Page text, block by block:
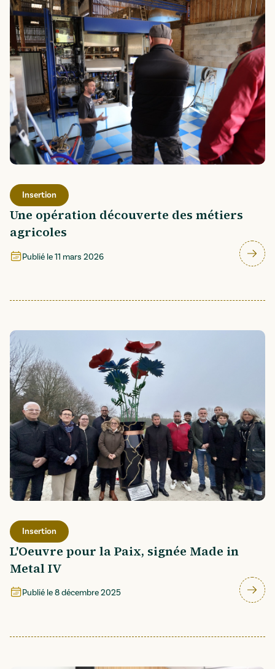
Insertion
Une opération découverte des métiers
agricoles
Publié le11 mars 2026
Insertion
L'Oeuvre pour la Paix, signée Made in
Metal IV
Publié le8 décembre 2025